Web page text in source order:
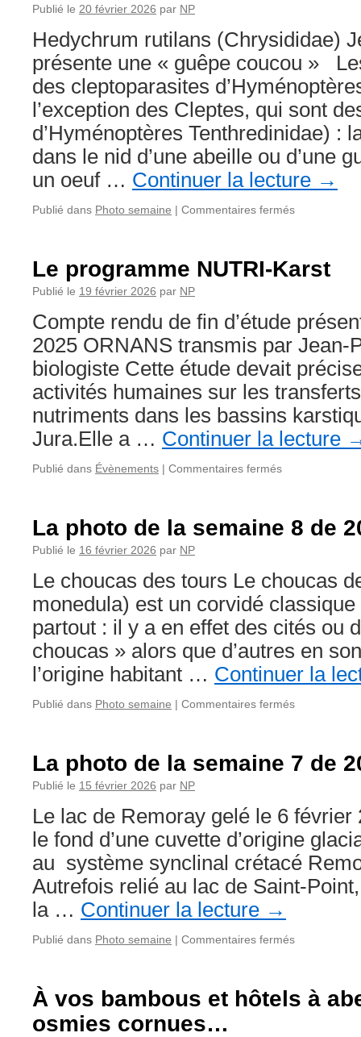
de
Publié le 20 février 2026 par NP
Hedychrum rutilans (Chrysididae)
présente une « guêpe coucou »
des cleptoparasites
l’exception des Cleptes, qui sont
d’Hyménoptères Tenthredinidae) :
dans le nid d’une abeille ou d’une
un oeuf … Continuer la lecture →
Publié dans Photo semaine | Commentaires ferméssur
la
de
2026
Le programme NUTRI-Karst
Publié le 19 février 2026 par NP
Compte rendu de fin d’étude
2025 ORNANS transmis par Jean-
biologiste Cette étude devait
activités humaines sur les
nutriments dans les bassins
Jura.Elle a … Continuer la lecture
Publié dans Évènements | Commentaires ferméssur
Karst
La photo de la semaine 8 de
Publié le 16 février 2026 par NP
Le choucas des tours Le choucas
monedula) est un corvidé
partout : il y a en effet des cités ou
choucas » alors que d’autres en
l’origine habitant … Continuer la
Publié dans Photo semaine | Commentaires ferméssur
la
de
La photo de la semaine 7 de
Publié le 15 février 2026 par NP
Le lac de Remoray gelé le 6 février
le fond d’une cuvette d’origine
au système synclinal crétacé
Autrefois relié au lac de Saint-
la … Continuer la lecture →
Publié dans Photo semaine | Commentaires ferméssur
la
À vos bambous et hôtels à
osmies cornues…